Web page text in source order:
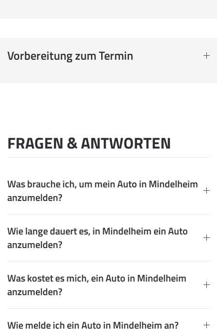
Vorbereitung zum Termin
FRAGEN & ANTWORTEN
Was brauche ich, um mein Auto in Mindelheim
anzumelden?
Wie lange dauert es, in Mindelheim ein Auto
anzumelden?
Was kostet es mich, ein Auto in Mindelheim
anzumelden?
Wie melde ich ein Auto in Mindelheim an?